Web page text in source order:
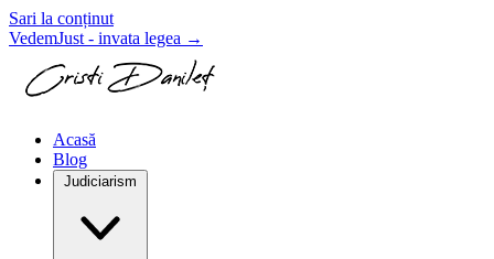
Sari la conținut
VedemJust - invata legea →
Acasă
Blog
Judiciarism